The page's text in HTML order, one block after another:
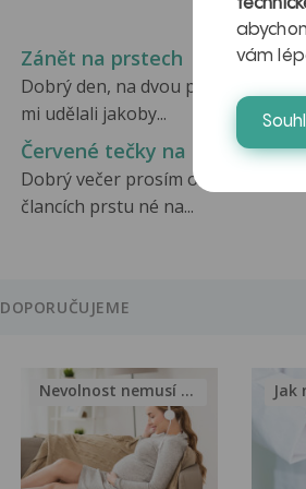
Zánět na prstech
Dobrý den, na dvou prstech ruky se
mi udělali jakoby...
Červené tečky na prstech
Dobrý večer prosím o radu, na
člancích prstu né na...
DOPORUČUJEME
Nevolnost nemusí být nutnou... Jak
vám